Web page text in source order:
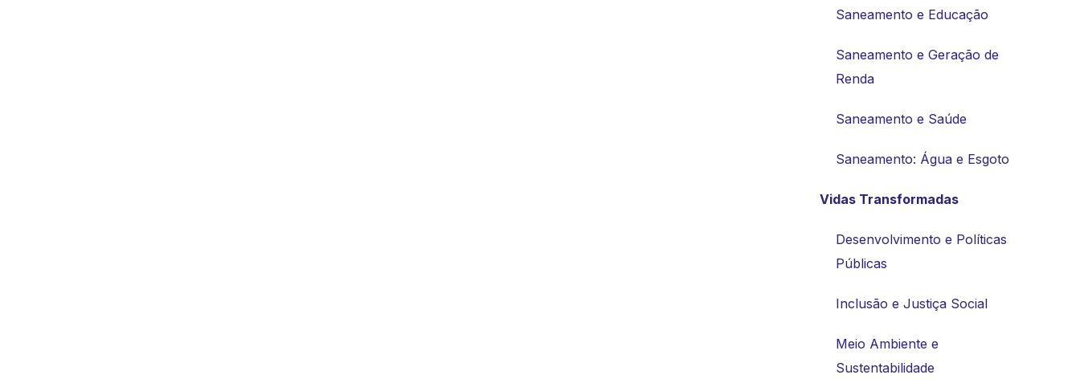
Saneamento e Educação
Saneamento e Geração de
Renda
Saneamento e Saúde
Saneamento: Água e Esgoto
Vidas Transformadas
Desenvolvimento e Políticas
Públicas
Inclusão e Justiça Social
Meio Ambiente e
Sustentabilidade